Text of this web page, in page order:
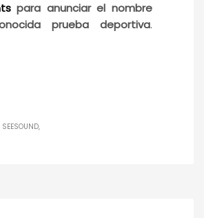
para anunciar el nombre
prueba deportiva.
SEESOUND